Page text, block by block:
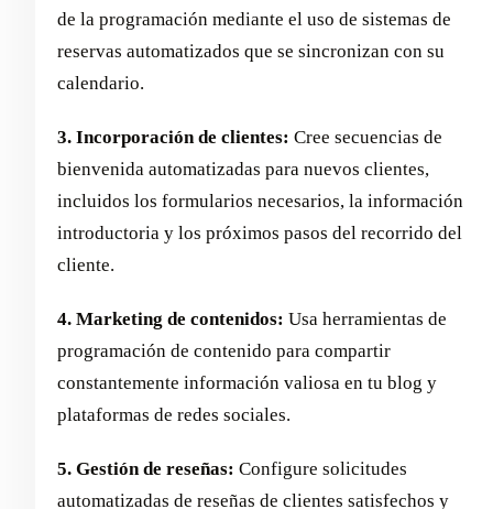
de la programación mediante el uso de sistemas de
reservas automatizados que se sincronizan con su
calendario.
3. Incorporación de clientes: Cree secuencias de
bienvenida automatizadas para nuevos clientes,
incluidos los formularios necesarios, la información
introductoria y los próximos pasos del recorrido del
cliente.
4. Marketing de contenidos: Usa herramientas de
programación de contenido para compartir
constantemente información valiosa en tu blog y
plataformas de redes sociales.
5. Gestión de reseñas: Configure solicitudes
automatizadas de reseñas de clientes satisfechos y